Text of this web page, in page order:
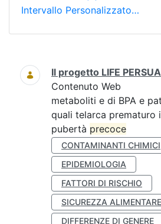
Intervallo Personalizzato…
Ricerca
Il progetto LIFE
Contenuto Web
metaboliti e di BPA e
quali telarca prematuro
pubertà precoce
CONTAMINANTI CHIMICI
EPIDEMIOLOGIA
FATTORI DI RISCHIO
SICUREZZA ALIMENTARE
DIFFERENZE DI GENERE